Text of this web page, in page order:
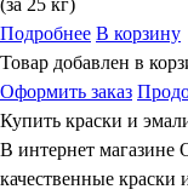
(за 25 кг)
Подробнее В корзину
Товар добавлен в
Оформить заказ
Купить краски и
В интернет
качественные